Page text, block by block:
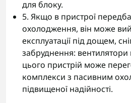
для блоку.
5. Якщо в пристрої
охолодження, він може
експлуатації під дощем,
забруднення: вентилятори
цього пристрій може
комплекси з пасивним
підвищеної надійності.